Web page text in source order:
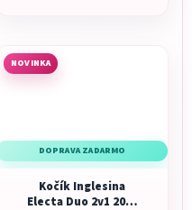
NOVINKA
DOPRAVA ZADARMO
Kočík Inglesina
Electa Duo 2v1 2026